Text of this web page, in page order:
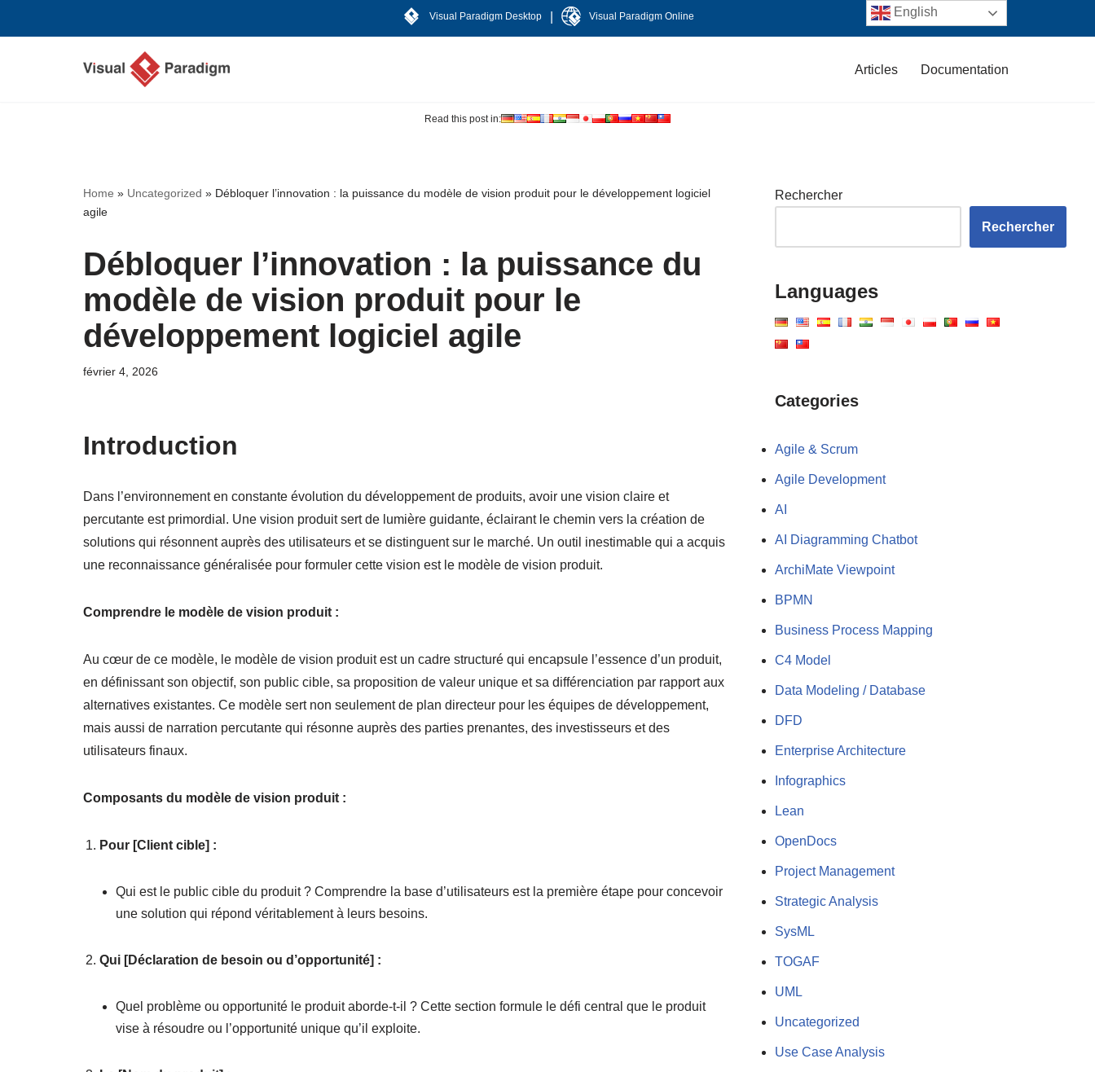
Visual Paradigm Desktop Visual Paradigm Online
Articles Documentation
Read this post in:
Home » Uncategorized » Débloquer l’innovation : la puissance du modèle de vision produit pour le développement logiciel
agile
Débloquer l’innovation : la puissance du
modèle de vision produit pour le
développement logiciel agile
février 4, 2026
Introduction
Dans l’environnement en constante évolution du développement de produits, avoir une vision claire et
percutante est primordial. Une vision produit sert de lumière guidante, éclairant le chemin vers la création de
solutions qui résonnent auprès des utilisateurs et se distinguent sur le marché. Un outil inestimable qui a acquis
une reconnaissance généralisée pour formuler cette vision est le modèle de vision produit.
Comprendre le modèle de vision produit :
Au cœur de ce modèle, le modèle de vision produit est un cadre structuré qui encapsule l’essence d’un produit,
en définissant son objectif, son public cible, sa proposition de valeur unique et sa différenciation par rapport aux
alternatives existantes. Ce modèle sert non seulement de plan directeur pour les équipes de développement,
mais aussi de narration percutante qui résonne auprès des parties prenantes, des investisseurs et des
utilisateurs finaux.
Composants du modèle de vision produit :
Pour [Client cible] :
Qui est le public cible du produit ? Comprendre la base d’utilisateurs est la première étape pour concevoir
une solution qui répond véritablement à leurs besoins.
Qui [Déclaration de besoin ou d’opportunité] :
Quel problème ou opportunité le produit aborde-t-il ? Cette section formule le défi central que le produit
vise à résoudre ou l’opportunité unique qu’il exploite.
Rechercher
Rechercher
Languages
Categories
Agile & Scrum
Agile Development
AI
AI Diagramming Chatbot
ArchiMate Viewpoint
BPMN
Business Process Mapping
C4 Model
Data Modeling / Database
DFD
Enterprise Architecture
Infographics
Lean
OpenDocs
Project Management
Strategic Analysis
SysML
TOGAF
UML
Uncategorized
Use Case Analysis
English